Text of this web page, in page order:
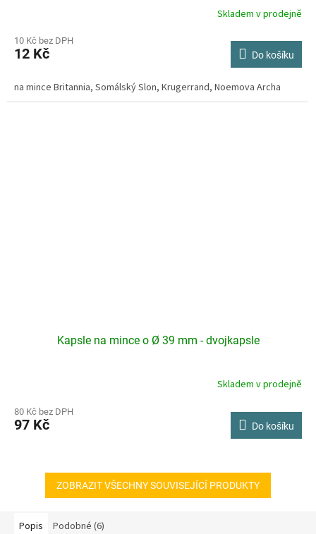
produktu
je
z
Skladem v prodejně
10 Kč bez DPH
12 Kč Do košíku
na mince Britannia, Somálský Slon, Krugerrand, Noemova Archa
Kapsle na mince o Ø 39 mm - dvojkapsle
Skladem v prodejně
80 Kč bez DPH
97 Kč Do košíku
ZOBRAZIT VŠECHNY SOUVISEJÍCÍ PRODUKTY
Popis Podobné (6)